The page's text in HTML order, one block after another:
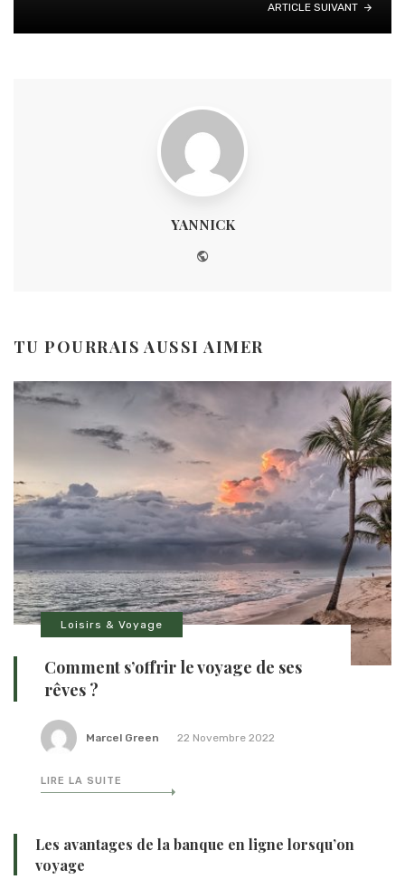
ARTICLE SUIVANT
YANNICK
TU POURRAIS AUSSI AIMER
Loisirs & Voyage
Comment s’offrir le voyage de ses
rêves ?
Marcel Green 22 Novembre 2022
LIRE LA SUITE
Les avantages de la banque en ligne lorsqu’on
voyage